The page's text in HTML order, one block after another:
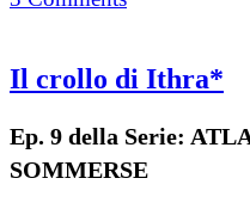
Il crollo di Ithra*
Ep. 9 della Serie:
SOMMERSE